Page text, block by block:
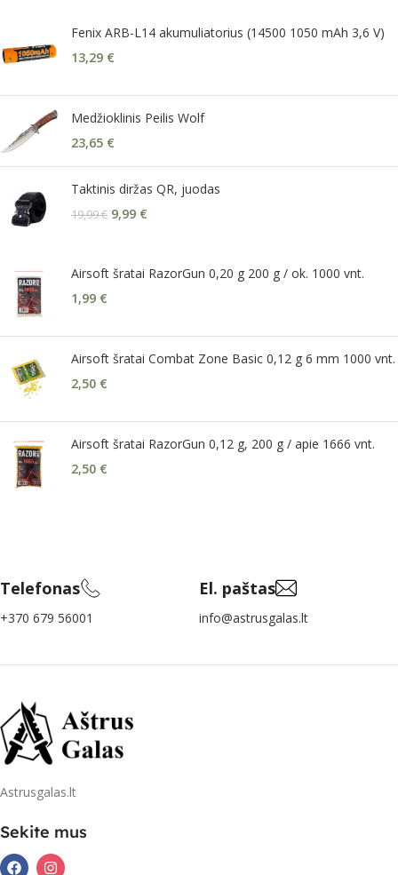
Fenix ARB-L14 akumuliatorius (14500 1050 mAh 3,6 V)
13,29 €
Medžioklinis Peilis Wolf
23,65 €
Taktinis diržas QR, juodas
19,99€ 9,99 €
Airsoft šratai RazorGun 0,20 g 200 g / ok. 1000 vnt.
1,99 €
Airsoft šratai Combat Zone Basic 0,12 g 6 mm 1000 vnt.
2,50 €
Airsoft šratai RazorGun 0,12 g, 200 g / apie 1666 vnt.
2,50 €
Telefonas
+370 679 56001
El. paštas
info@astrusgalas.lt
Astrusgalas.lt
Sekite mus